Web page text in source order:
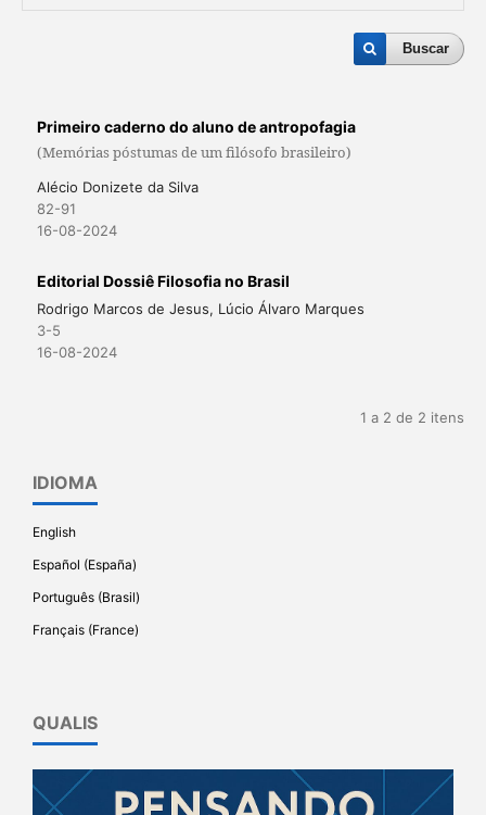
Buscar
Primeiro caderno do aluno de antropofagia
(Memórias póstumas de um filósofo brasileiro)
Alécio Donizete da Silva
82-91
16-08-2024
Editorial Dossiê Filosofia no Brasil
Rodrigo Marcos de Jesus, Lúcio Álvaro Marques
3-5
16-08-2024
1 a 2 de 2 itens
IDIOMA
English
Español (España)
Português (Brasil)
Français (France)
QUALIS